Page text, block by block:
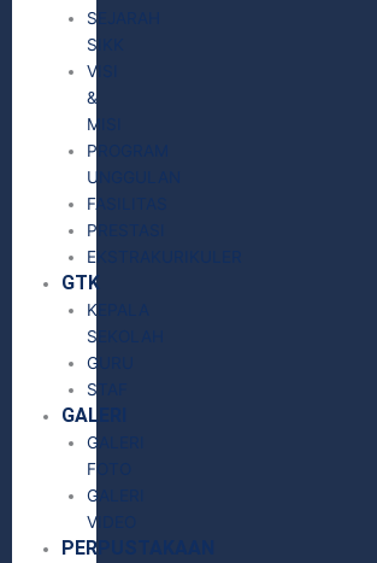
SEJARAH
SIKK
VISI
&
MISI
PROGRAM
UNGGULAN
FASILITAS
PRESTASI
EKSTRAKURIKULER
GTK
KEPALA
SEKOLAH
GURU
STAF
GALERI
GALERI
FOTO
GALERI
VIDEO
PERPUSTAKAAN